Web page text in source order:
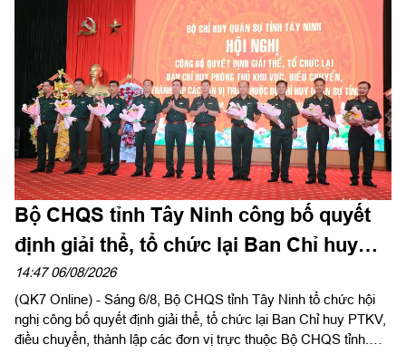
Bộ CHQS tỉnh Tây Ninh công bố quyết
định giải thể, tổ chức lại Ban Chỉ huy
phòng thủ khu vực
14:47 06/08/2026
(QK7 Online) - Sáng 6/8, Bộ CHQS tỉnh Tây Ninh tổ chức hội
nghị công bố quyết định giải thể, tổ chức lại Ban Chỉ huy PTKV,
điều chuyển, thành lập các đơn vị trực thuộc Bộ CHQS tỉnh.